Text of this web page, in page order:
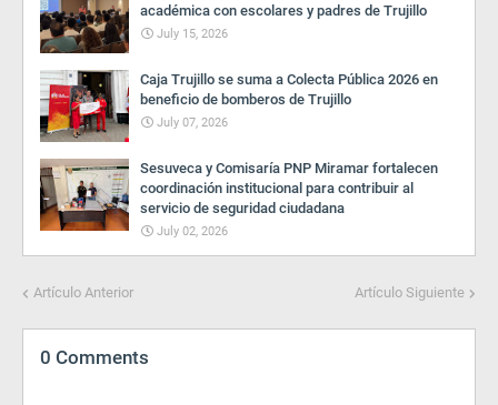
académica con escolares y padres de Trujillo
July 15, 2026
Caja Trujillo se suma a Colecta Pública 2026 en
beneficio de bomberos de Trujillo
July 07, 2026
Sesuveca y Comisaría PNP Miramar fortalecen
coordinación institucional para contribuir al
servicio de seguridad ciudadana
July 02, 2026
Artículo Anterior Artículo Siguiente
0 Comments